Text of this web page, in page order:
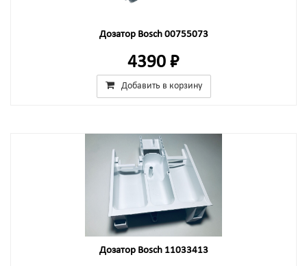
Дозатор Bosch 00755073
4390 ₽
Добавить в корзину
Дозатор Bosch 11033413